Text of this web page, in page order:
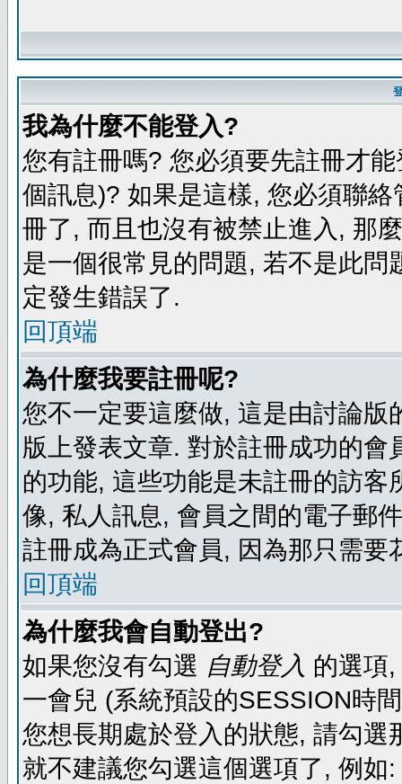
我為什麼不能登入?
您有註冊嗎? 您必須要先註冊才
個訊息)? 如果是這樣, 您必須聯
冊了, 而且也沒有被禁止進入, 那
是一個很常見的問題, 若不是此
定發生錯誤了.
回頂端
為什麼我要註冊呢?
您不一定要這麼做, 這是由討論
版上發表文章. 對於註冊成功的
的功能, 這些功能是未註冊的訪
像, 私人訊息, 會員之間的電子郵
註冊成為正式會員, 因為那只需要
回頂端
為什麼我會自動登出?
如果您沒有勾選 自動登入 的選項
一會兒 (系統預設的SESSION時
您想長期處於登入的狀態, 請勾
就不建議您勾選這個選項了, 例